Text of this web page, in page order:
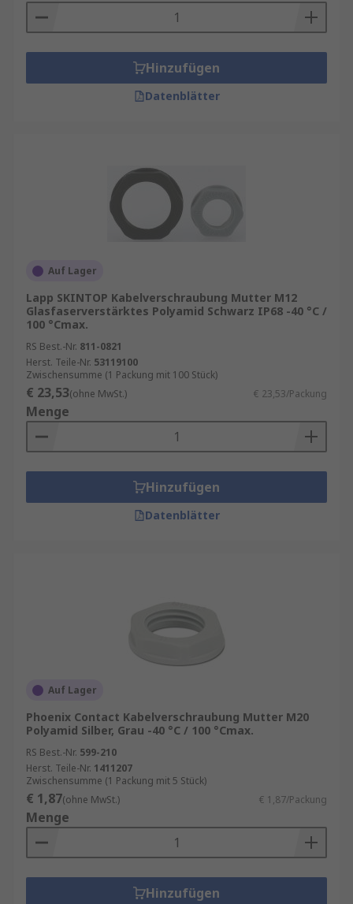
Hinzufügen
Datenblätter
Auf Lager
Lapp SKINTOP Kabelverschraubung Mutter M12
Glasfaserverstärktes Polyamid Schwarz IP68 -40 °C /
100 °Cmax.
RS Best.-Nr. 811-0821
Herst. Teile-Nr. 53119100
Zwischensumme (1 Packung mit 100 Stück)
€ 23,53(ohne MwSt.) € 23,53/Packung
Menge
Hinzufügen
Datenblätter
Auf Lager
Phoenix Contact Kabelverschraubung Mutter M20
Polyamid Silber, Grau -40 °C / 100 °Cmax.
RS Best.-Nr. 599-210
Herst. Teile-Nr. 1411207
Zwischensumme (1 Packung mit 5 Stück)
€ 1,87(ohne MwSt.) € 1,87/Packung
Menge
Hinzufügen